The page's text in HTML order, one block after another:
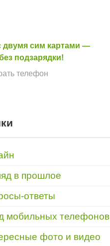
двумя сим картами —
подзарядки!
телефон
в прошлое
ответы
мобильных телефонов
фото и видео